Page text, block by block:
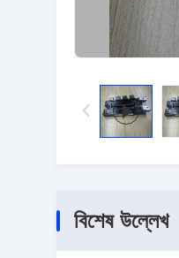
বিশেষ উল্লেখ